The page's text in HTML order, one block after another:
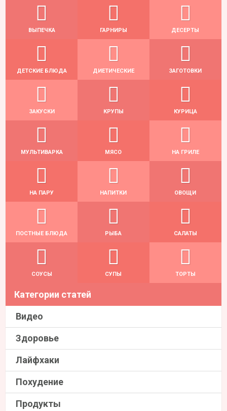
ВЫПЕЧКА ГАРНИРЫ ДЕСЕРТЫ
ДЕТСКИЕ БЛЮДА ДИЕТИЧЕСКИЕ ЗАГОТОВКИ
ЗАКУСКИ КРУПЫ КУРИЦА
МУЛЬТИВАРКА МЯСО НА ГРИЛЕ
НА ПАРУ НАПИТКИ ОВОЩИ
ПОСТНЫЕ БЛЮДА РЫБА САЛАТЫ
СОУСЫ СУПЫ ТОРТЫ
Категории статей
Видео
Здоровье
Лайфхаки
Похудение
Продукты